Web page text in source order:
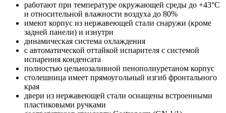
работают при температуре окружающей среды до +43°С
и относительной влажности воздуха до 80%
имеют корпус из нержавеющей стали снаружи (кроме
задней панели) и изнутри
динамическая система охлаждения
с автоматической оттайкой испарителя с системой
испарения конденсата
полностью цельнозаливной пенополиуретаном корпус
столешница имеет прямоугольный изгиб фронтального
края
двери из нержавеющей стали оснащены встроенными
пластиковыми ручками